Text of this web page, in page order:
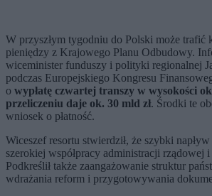
W przyszłym tygodniu do Polski może trafić
pieniędzy z Krajowego Planu Odbudowy.
wiceminister funduszy i polityki regionalnej
podczas Europejskiego Kongresu
o wypłatę czwartej transzy w wysokości
przeliczeniu daje ok. 30 mld zł. Środki te
wniosek o płatność.
Wiceszef resortu stwierdził, że szybki
szerokiej współpracy administracji rządowej
Podkreślił także zaangażowanie struktur
wdrażania reform i przygotowywania